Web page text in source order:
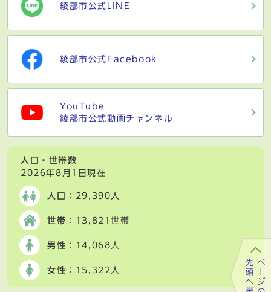
綾部市公式LINE
綾部市公式Facebook
YouTube
綾部市公式動画チャンネル
人口・世帯数
2026年8月1日現在
人口 ：29,390人
世帯 ：13,821世帯
男性 ：14,068人
女性 ：15,322人